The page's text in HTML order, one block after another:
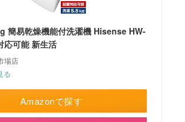
簡易乾燥機能付洗濯機 Hisense HW-
応可能 新生活
場店
る
Amazonで探す